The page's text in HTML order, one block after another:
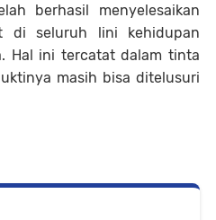
berhasil menyelesaikan
di seluruh lini kehidupan
Hal ini tercatat dalam tinta
masih bisa ditelusuri